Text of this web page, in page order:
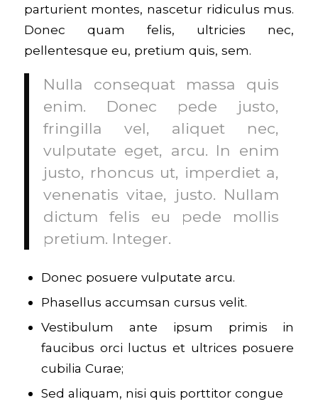
parturient montes, nascetur ridiculus mus.
Donec quam felis, ultricies nec,
pellentesque eu, pretium quis, sem.
Nulla consequat massa quis
enim. Donec pede justo,
fringilla vel, aliquet nec,
vulputate eget, arcu. In enim
justo, rhoncus ut, imperdiet a,
venenatis vitae, justo. Nullam
dictum felis eu pede mollis
pretium. Integer.
Donec posuere vulputate arcu.
Phasellus accumsan cursus velit.
Vestibulum ante ipsum primis in
faucibus orci luctus et ultrices posuere
cubilia Curae;
Sed aliquam, nisi quis porttitor congue